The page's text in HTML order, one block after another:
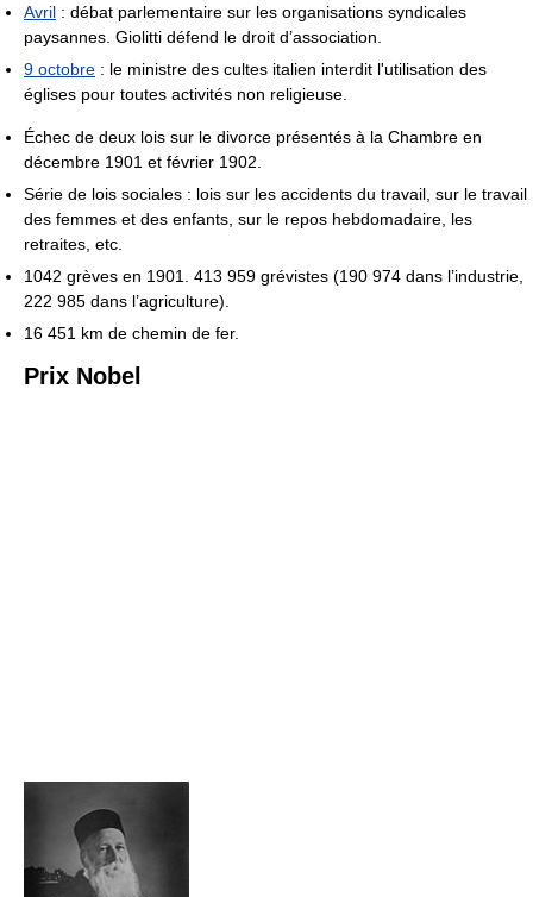
Avril : débat parlementaire sur les organisations syndicales
paysannes. Giolitti défend le droit d’association.
9 octobre : le ministre des cultes italien interdit l'utilisation des
églises pour toutes activités non religieuse.
Échec de deux lois sur le divorce présentés à la Chambre en
décembre 1901 et février 1902.
Série de lois sociales : lois sur les accidents du travail, sur le travail
des femmes et des enfants, sur le repos hebdomadaire, les
retraites, etc.
1042 grèves en 1901. 413 959 grévistes (190 974 dans l’industrie,
222 985 dans l’agriculture).
16 451 km de chemin de fer.
Prix Nobel